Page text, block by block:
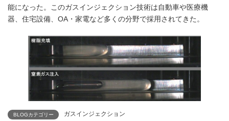
能になった。このガスインジェクション技術は自動車や医療機
器、住宅設備、OA・家電など多くの分野で採用されてきた。
BLOGカテゴリー ガスインジェクション